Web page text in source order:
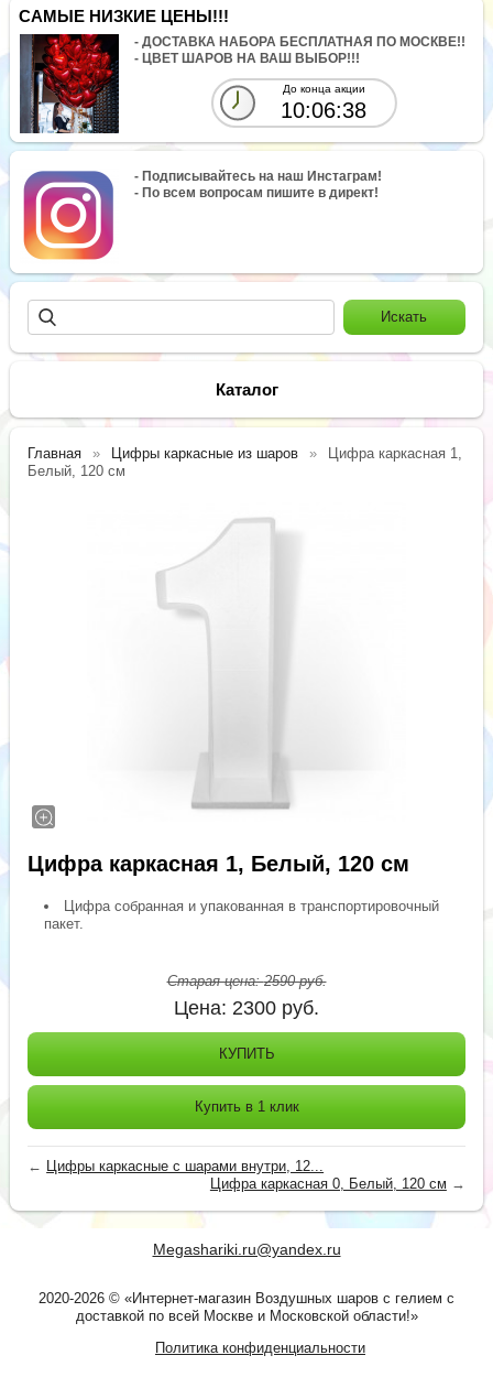
САМЫЕ НИЗКИЕ ЦЕНЫ!!!
- ДОСТАВКА НАБОРА БЕСПЛАТНАЯ ПО МОСКВЕ!!
- ЦВЕТ ШАРОВ НА ВАШ ВЫБОР!!!
До конца акции
10:06:38
- Подписывайтесь на наш Инстаграм!
- По всем вопросам пишите в директ!
Каталог
Главная Цифры каркасные из шаров
Цифра каркасная 1,
Белый, 120 см
Цифра каркасная 1, Белый, 120 см
Цифра собранная и упакованная в транспортировочный
пакет.
Старая цена:2590руб.
Цена: 2300 руб.
КУПИТЬ
Купить в 1 клик
← Цифры каркасные с шарами внутри, 12...
Цифра каркасная 0, Белый, 120 см →
Megashariki.ru@yandex.ru
2020-2026 © «Интернет-магазин Воздушных шаров с гелием с
доставкой по всей Москве и Московской области!»
Политика конфиденциальности